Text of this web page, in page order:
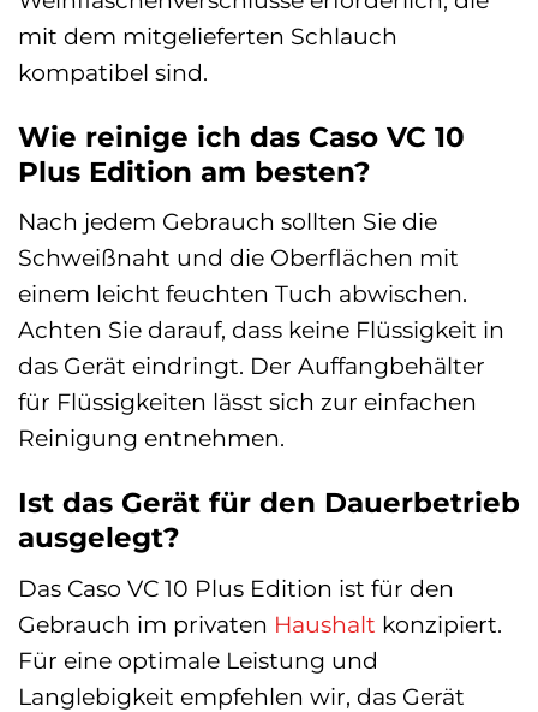
mit dem mitgelieferten Schlauch
kompatibel sind.
Wie reinige ich das Caso VC 10
Plus Edition am besten?
Nach jedem Gebrauch sollten Sie die
Schweißnaht und die Oberflächen mit
einem leicht feuchten Tuch abwischen.
Achten Sie darauf, dass keine Flüssigkeit in
das Gerät eindringt. Der Auffangbehälter
für Flüssigkeiten lässt sich zur einfachen
Reinigung entnehmen.
Ist das Gerät für den Dauerbetrieb
ausgelegt?
Das Caso VC 10 Plus Edition ist für den
Gebrauch im privaten Haushalt konzipiert.
Für eine optimale Leistung und
Langlebigkeit empfehlen wir, das Gerät